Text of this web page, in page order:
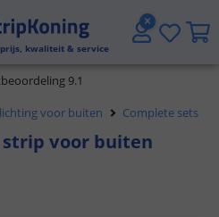
kwaliteit & service
vanaf € 20,- NL en BE
9.1
voor buiten Complete sets
strip voor buiten